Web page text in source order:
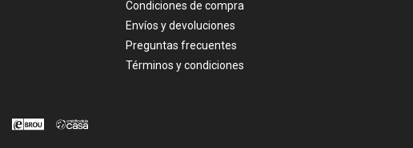
Condiciones de compra
Envíos y devoluciones
Preguntas frecuentes
Términos y condiciones